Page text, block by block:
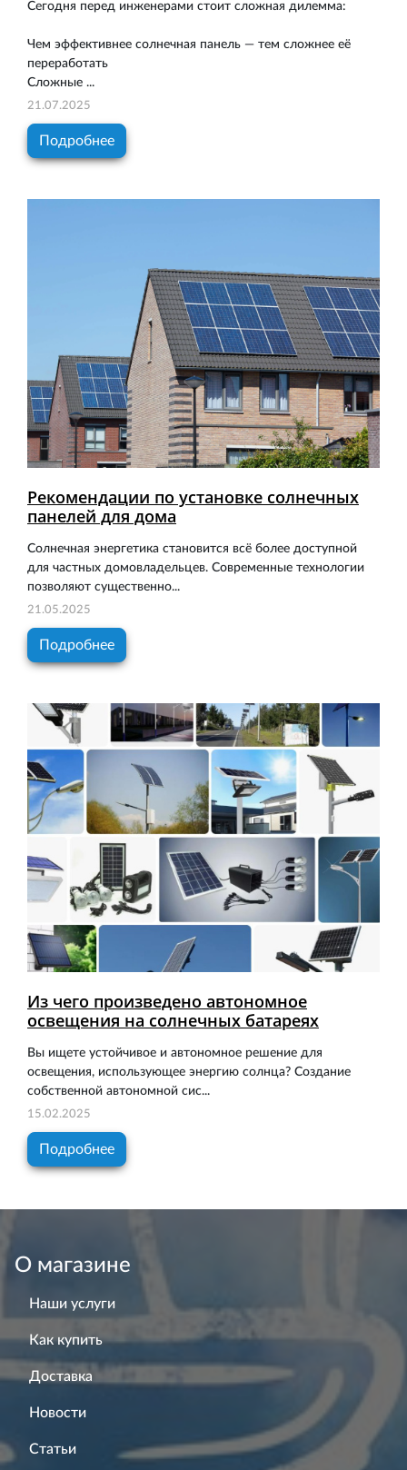
Сегодня перед инженерами стоит сложная дилемма:
Чем эффективнее солнечная панель — тем сложнее её
переработать
Сложные ...
21.07.2025
Подробнее
Рекомендации по установке солнечных
панелей для дома
Солнечная энергетика становится всё более доступной
для частных домовладельцев. Современные технологии
позволяют существенно...
21.05.2025
Подробнее
Из чего произведено автономное
освещения на солнечных батареях
Вы ищете устойчивое и автономное решение для
освещения, использующее энергию солнца? Создание
собственной автономной сис...
15.02.2025
Подробнее
О магазине
Наши услуги
Как купить
Доставка
Новости
Статьи